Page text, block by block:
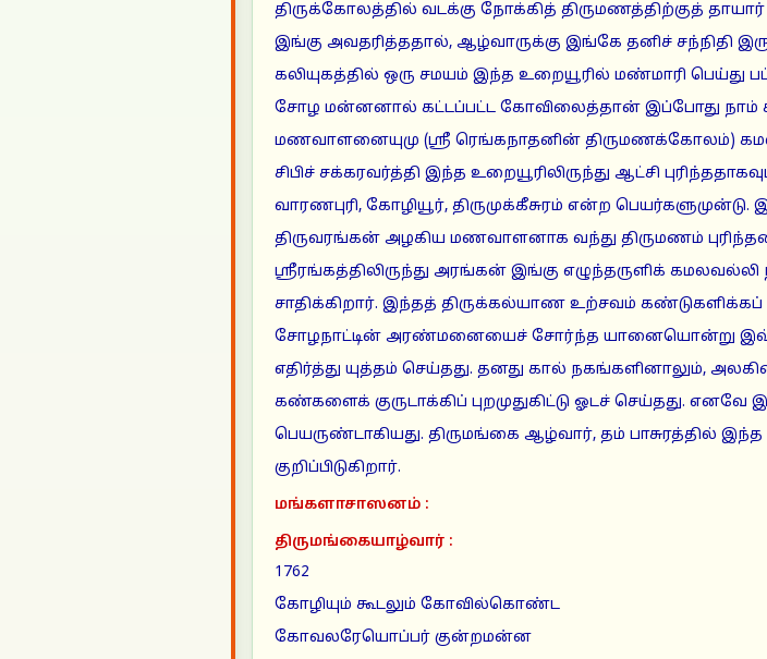
திருக்கோலத்தில் வடக்கு நோக்கித் திருமணத்திற்குத் தாயார்
இங்கு அவதரித்ததால், ஆழ்வாருக்கு இங்கே தனிச் சந்நிதி
கலியுகத்தில் ஒரு சமயம் இந்த உறையூரில் மண்மாரி பெய்து
சோழ மன்னனால் கட்டப்பட்ட கோவிலைத்தான் இப்போது
மணவாளனையுமு (ஸ்ரீ ரெங்கநாதனின் திருமணக்கோலம்)
சிபிச் சக்கரவர்த்தி இந்த உறையூரிலிருந்து ஆட்சி
வாரணபுரி, கோழியூர், திருமுக்கீசுரம் என்ற
திருவரங்கன் அழகிய மணவாளனாக வந்து திருமணம்
ஸ்ரீரங்கத்திலிருந்து அரங்கன் இங்கு எழுந்தருளிக்
சாதிக்கிறார். இந்தத் திருக்கல்யாண உற்சவம் கண்டுகளிக்கப்
சோழநாட்டின் அரண்மனையைச் சோர்ந்த யானையொன்று
எதிர்த்து யுத்தம் செய்தது. தனது கால் நகங்களினாலும்,
கண்களைக் குருடாக்கிப் புறமுதுகிட்டு ஓடச் செய்தது. எனவே
பெயருண்டாகியது. திருமங்கை ஆழ்வார், தம் பாசுரத்தில்
குறிப்பிடுகிறார்.
மங்களாசாஸனம் :
திருமங்கையாழ்வார் :
1762
கோழியும் கூடலும் கோவில்கொண்ட
கோவலரேயொப்பர் குன்றமன்ன